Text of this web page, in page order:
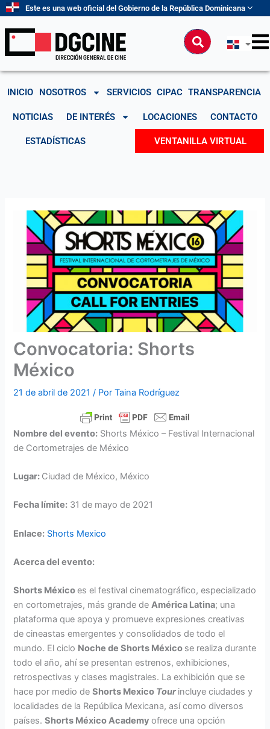
contenido
Este es una web oficial del Gobierno de la República Dominicana
Buscar
INICIO NOSOTROS SERVICIOS CIPAC TRANSPARENCIA
NOTICIAS DE INTERÉS LOCACIONES CONTACTO
ESTADÍSTICAS VENTANILLA VIRTUAL
Convocatoria: Shorts
México
21 de abril de 2021/ PorTaina Rodríguez
Nombre del evento: Shorts México – Festival Internacional
de Cortometrajes de México
Lugar: Ciudad de México, México
Fecha límite: 31 de mayo de 2021
Enlace: Shorts Mexico
Acerca del evento:
Shorts Méxicoes el festival cinematográfico, especializado
en cortometrajes, más grande deAmérica Latina; una
plataforma que apoya y promueve expresiones creativas
de cineastas emergentes y consolidados de todo el
mundo. El ciclo Noche de Shorts México se realiza durante
todo el año, ahí se presentan estrenos, exhibiciones,
retrospectivas y clases magistrales. La exhibición que se
hace por medio deShorts Mexico Tourincluye ciudades y
localidades de la República Mexicana, así como diversos
países.Shorts México Academyofrece una opción